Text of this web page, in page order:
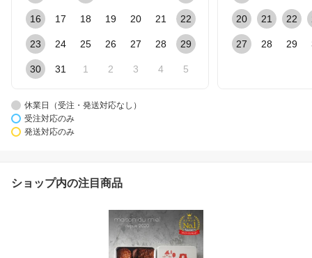
16 17 18 19 20 21 22
23 24 25 26 27 28 29
30 31 1 2 3 4 5
20 21 22
27 28 29
休業日（受注・発送対応なし）
受注対応のみ
発送対応のみ
ショップ内の注目商品